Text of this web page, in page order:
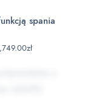
spania
cena
złAktualna